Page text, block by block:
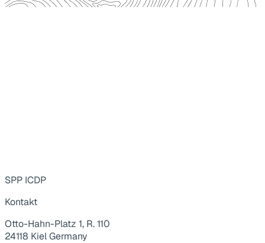
SPP ICDP
Kontakt
Otto-Hahn-Platz 1, R. 110
24118 Kiel Germany